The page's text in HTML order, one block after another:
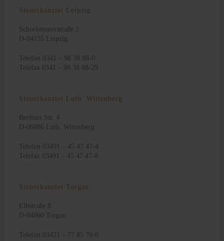
Steuerkanzlei Leipzig
Schorlemmerstraße 2
D-04155 Leipzig
Telefon 0341 – 98 38 88-0
Telefax 0341 – 98 38 88-29
Steuerkanzlei Luth. Wittenberg
Berliner Str. 4
D-06886 Luth. Wittenberg
Telefon 03491 – 45 47 47-4
Telefax 03491 – 45 47 47-8
Steuerkanzlei Torgau
Elbstraße 8
D-04860 Torgau
Telefon 03421 – 77 85 70-0